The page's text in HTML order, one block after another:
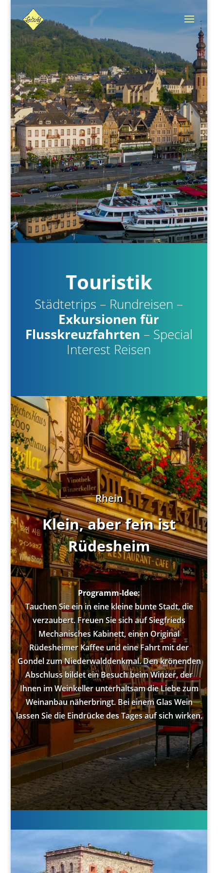
Touristik
Städtetrips – Rundreisen –
Exkursionen für
Flusskreuzfahrten – Special
Interest Reisen
Rhein
Klein, aber fein ist
Rüdesheim
Programm-Idee:
Tauchen Sie ein in eine kleine bunte Stadt, die
verzaubert. Freuen Sie sich auf Siegfrieds
Mechanisches Kabinett, einen Original
Rüdesheimer Kaffee und eine Fahrt mit der
Gondel zum Niederwalddenkmal. Den krönenden
Abschluss bildet ein Besuch beim Winzer, der
Ihnen im Weinkeller unterhaltsam die Liebe zum
Weinanbau näherbringt. Bei einem Glas Wein
lassen Sie die Eindrücke des Tages auf sich wirken.